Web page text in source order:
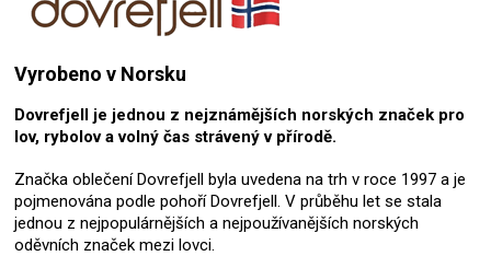
Vyrobeno v Norsku
Dovrefjell je jednou z nejznámějších norských značek pro
lov, rybolov a volný čas strávený v přírodě.
Značka oblečení Dovrefjell byla uvedena na trh v roce 1997 a je
pojmenována podle pohoří Dovrefjell. V průběhu let se stala
jednou z nejpopulárnějších a nejpoužívanějších norských
oděvních značek mezi lovci.